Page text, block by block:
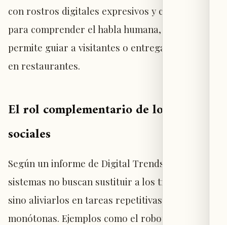
con rostros digitales expresivos y capacidad
para comprender el habla humana, lo que les
permite guiar a visitantes o entregar comidas
en restaurantes.
El rol complementario de los robots
sociales
Según un informe de Digital Trends, estos
sistemas no buscan sustituir a los trabajadores,
sino aliviarlos en tareas repetitivas y
monótonas. Ejemplos como el robot Pepper o